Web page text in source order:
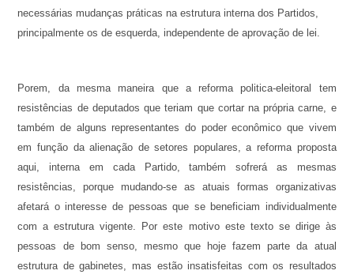
necessárias mudanças práticas na estrutura interna dos Partidos,
principalmente os de esquerda, independente de aprovação de lei.
Porem, da mesma maneira que a reforma politica-eleitoral tem
resistências de deputados que teriam que cortar na própria carne, e
também de alguns representantes do poder econômico que vivem
em função da alienação de setores populares, a reforma proposta
aqui, interna em cada Partido, também sofrerá as mesmas
resistências, porque mudando-se as atuais formas organizativas
afetará o interesse de pessoas que se beneficiam individualmente
com a estrutura vigente. Por este motivo este texto se dirige às
pessoas de bom senso, mesmo que hoje fazem parte da atual
estrutura de gabinetes, mas estão insatisfeitas com os resultados